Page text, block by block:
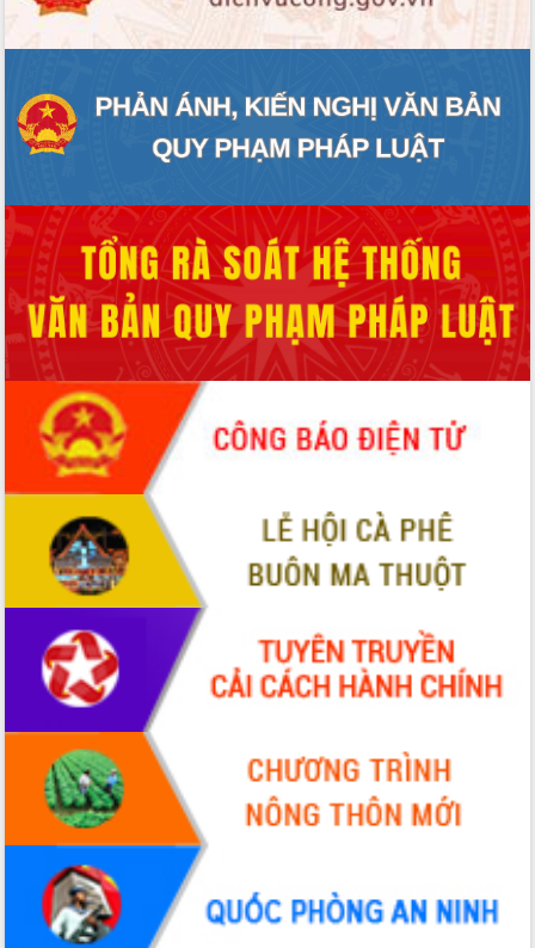
món ăn từ sầu riêng
Đắk Lắk công bố Quy hoạch và xúc
Ngành cá ngừ Đắk Lắk chủ động thích
ứng để giữ vững thị trường xuất khẩu
Diễn đàn Kinh tế tư nhân Việt Nam đột
phá cơ chế - Hợp tác công tư
cải cách hành chính tỉnh Đắk Lắk
Kết nối tour, đẩy mạnh chuyển đổi số
để phát triển du lịch Đắk Lắk
Khởi động Dự án Đầu tư xây dựng hạ
tầng kỹ thuật Cụm công nghiệp Tân
Tiến
Gặp mặt các cơ quan báo chí nhân Kỷ
niệm 101 năm Ngày Báo chí Cách
mạng Việt Nam
Đắk Lắk sơ kết 4 năm triển khai thực
hiện Đề án 06 của Chính phủ
Họp báo thông tin về Hội nghị Công bố
Quy hoạch và Xúc tiến đầu tư tỉnh Đắk
Khơi thông điểm nghẽn, đẩy nhanh
giải ngân vốn khắc phục thiên tai
HĐND tỉnh thông qua điều chỉnh Quy
hoạch tỉnh thời kỳ 2021-2030
Hội thảo góp ý hồ sơ điều chỉnh quy
hoạch tỉnh Đắk Lắk thời kỳ 2021-2030,
tầm nhìn đến năm 2050
Nâng cao hiệu quả hoạt động của các
doanh nghiệp nhà nước
Hội nghị triển khai kết nối mạng
truyền số liệu chuyên dùng phục vụ cơ
quan Đảng, Nhà nước
Lễ phát động chuỗi hoạt động chung
tay làm sạch môi trường